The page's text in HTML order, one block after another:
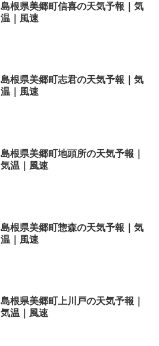
島根県美郷町信喜の天気予報｜気
温｜風速
島根県美郷町志君の天気予報｜気
温｜風速
島根県美郷町地頭所の天気予報｜
気温｜風速
島根県美郷町惣森の天気予報｜気
温｜風速
島根県美郷町上川戸の天気予報｜
気温｜風速